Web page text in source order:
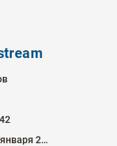
с 31 января 2015